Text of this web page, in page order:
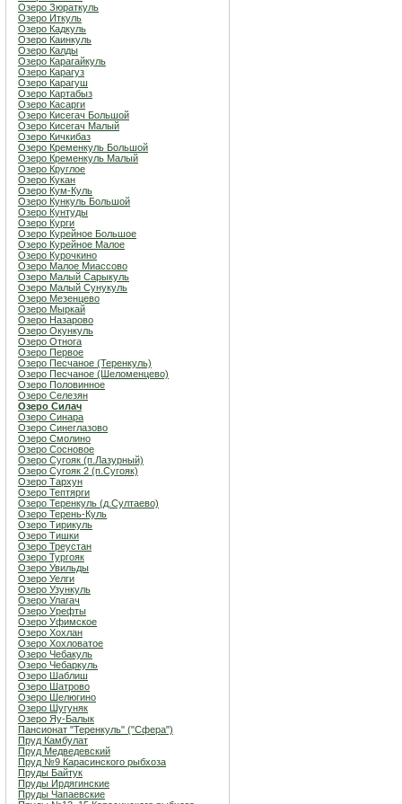
Озеро Зюраткуль
Озеро Иткуль
Озеро Кадкуль
Озеро Каинкуль
Озеро Калды
Озеро Карагайкуль
Озеро Карагуз
Озеро Карагуш
Озеро Картабыз
Озеро Касарги
Озеро Кисегач Большой
Озеро Кисегач Малый
Озеро Кичкибаз
Озеро Кременкуль Большой
Озеро Кременкуль Малый
Озеро Круглое
Озеро Кукан
Озеро Кум-Куль
Озеро Кункуль Большой
Озеро Кунтуды
Озеро Курги
Озеро Курейное Большое
Озеро Курейное Малое
Озеро Курочкино
Озеро Малое Миассово
Озеро Малый Сарыкуль
Озеро Малый Сунукуль
Озеро Мезенцево
Озеро Мыркай
Озеро Назарово
Озеро Окункуль
Озеро Отнога
Озеро Первое
Озеро Песчаное (Теренкуль)
Озеро Песчаное (Шеломенцево)
Озеро Половинное
Озеро Селезян
Озеро Силач
Озеро Синара
Озеро Синеглазово
Озеро Смолино
Озеро Сосновое
Озеро Сугояк (п.Лазурный)
Озеро Сугояк 2 (п.Сугояк)
Озеро Тархун
Озеро Тептярги
Озеро Теренкуль (д.Султаево)
Озеро Терень-Куль
Озеро Тирикуль
Озеро Тишки
Озеро Треустан
Озеро Тургояк
Озеро Увильды
Озеро Уелги
Озеро Узункуль
Озеро Улагач
Озеро Урефты
Озеро Уфимское
Озеро Хохлан
Озеро Хохловатое
Озеро Чебакуль
Озеро Чебаркуль
Озеро Шаблиш
Озеро Шатрово
Озеро Шелюгино
Озеро Шугуняк
Озеро Яу-Балык
Пансионат "Теренкуль" ("Сфера")
Пруд Камбулат
Пруд Медведевский
Пруд №9 Карасинского рыбхоза
Пруды Байтук
Пруды Ирдягинские
Пруды Чапаевские